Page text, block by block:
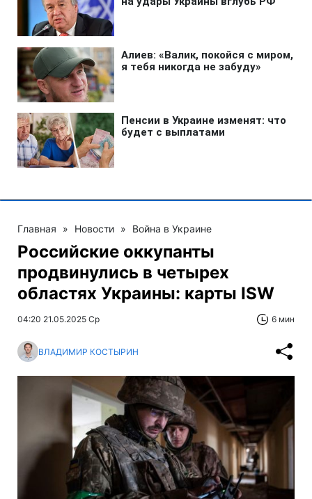
Главная » Новости » Война в Украине
Российские оккупанты
продвинулись в четырех
областях Украины: карты ISW
04:20 21.05.2025 Ср 6 мин
ВЛАДИМИР КОСТЫРИН